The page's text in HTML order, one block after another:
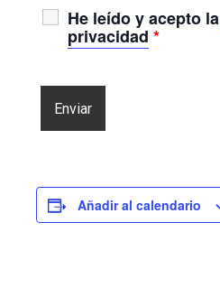
He leído y acepto la
privacidad *
Añadir al calendario